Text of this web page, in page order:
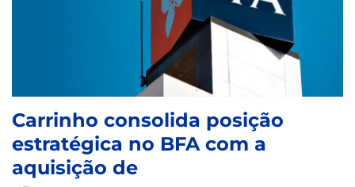
Carrinho consolida posição
estratégica no BFA com a
aquisição de